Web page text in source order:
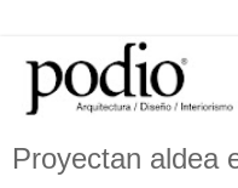
Proyectan aldea